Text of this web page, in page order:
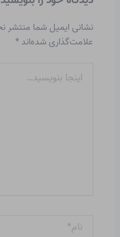
نشانی ایمیل شما منتشر
علامت‌گذاری شده‌اند*
بنویسید…